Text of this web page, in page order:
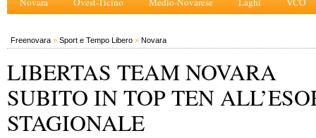
Freenovara » Sport e Tempo Libero » Novara
LIBERTAS TEAM NOVARA
SUBITO IN TOP TEN
STAGIONALE